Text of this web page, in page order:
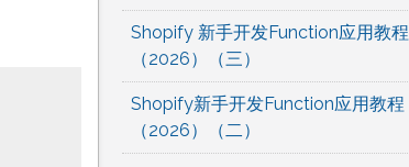
Shopify 新手开发Function应用教程
（2026）（三）
Shopify新手开发Function应用教程
（2026）（二）